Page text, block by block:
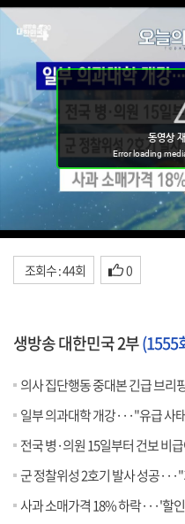
조회수 : 44회 0
생방송 대한민국 2부(1555
의사 집단행동 중대본 긴급 브리
일부 의과대학 개강···"유급 사
전국 병·의원 15일부터 건보 비
군 정찰위성 2호기 발사 성공
사과 소매가격 18% 하락···'할